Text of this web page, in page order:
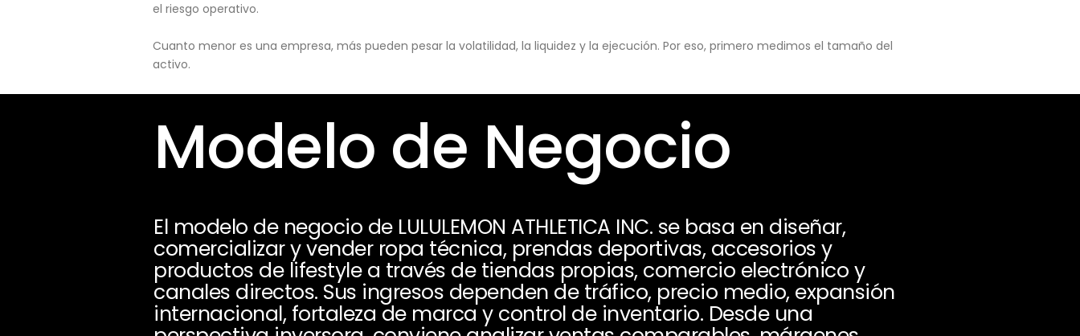
el riesgo operativo.
Cuanto menor es una empresa, más pueden pesar la volatilidad, la liquidez y la ejecución. Por eso, primero medimos el tamaño del
activo.
Modelo de Negocio
El modelo de negocio de LULULEMON ATHLETICA INC. se basa en diseñar,
comercializar y vender ropa técnica, prendas deportivas, accesorios y
productos de lifestyle a través de tiendas propias, comercio electrónico y
canales directos. Sus ingresos dependen de tráfico, precio medio, expansión
internacional, fortaleza de marca y control de inventario. Desde una